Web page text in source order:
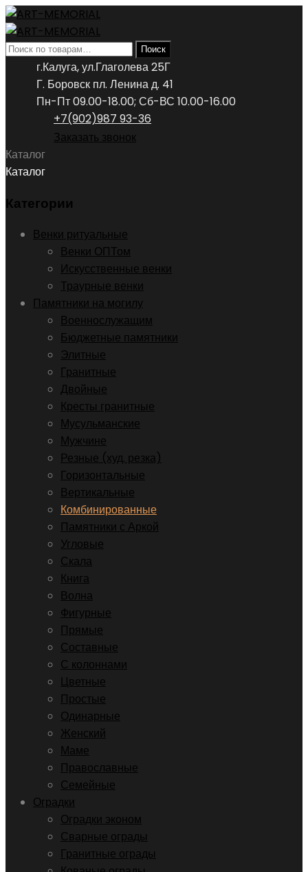
Искать: Поиск
г.Калуга, ул.Глаголева 25Г
Г. Боровск пл. Ленина д. 41
Пн-Пт 09.00-18.00; Сб-ВС 10.00-16.00
+7(902)987 93-36
Заказать звонок
Каталог
Каталог
Категории
Венки ритуальные
Венки ОПТом
Искусственные венки
Траурные венки
Памятники на могилу
Военнослужащим
Бюджетные памятники
Элитные
Гранитные
Двойные
Кресты гранитные
Мусульманские
Мужчине
Резные (худ. резка)
Горизонтальные
Вертикальные
Комбинированные
Памятники с Аркой
Угловые
Скала
Книга
Волна
Фигурные
Прямые
Составные
С колоннами
Цветные
Простые
Одинарные
Женский
Маме
Православные
Семейные
Оградки
Оградки эконом
Сварные ограды
Гранитные ограды